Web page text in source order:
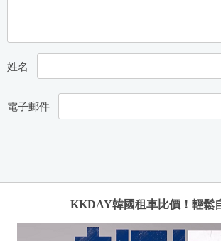
姓名
電子郵件
KKDAY韓國租車比價！輕鬆